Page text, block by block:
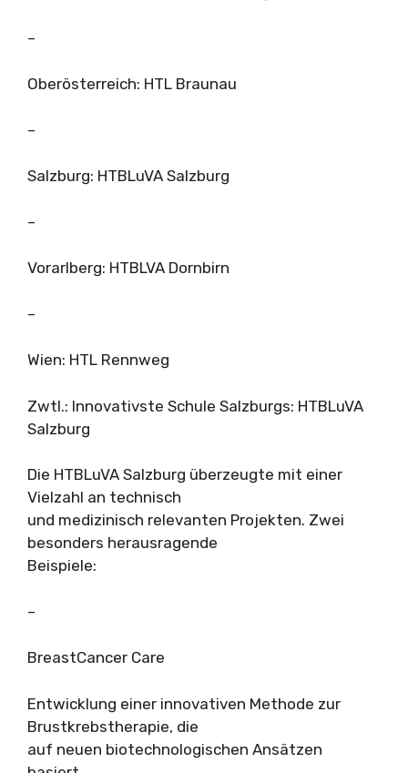
–
Oberösterreich: HTL Braunau
–
Salzburg: HTBLuVA Salzburg
–
Vorarlberg: HTBLVA Dornbirn
–
Wien: HTL Rennweg
Zwtl.: Innovativste Schule Salzburgs: HTBLuVA
Salzburg
Die HTBLuVA Salzburg überzeugte mit einer
Vielzahl an technisch
und medizinisch relevanten Projekten. Zwei
besonders herausragende
Beispiele:
–
BreastCancer Care
Entwicklung einer innovativen Methode zur
Brustkrebstherapie, die
auf neuen biotechnologischen Ansätzen